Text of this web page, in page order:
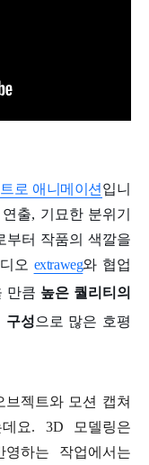
로 애니메이션 입니
출, 기묘한 분위기
부터 작품의 색깔을
오 extraweg와 협업
만큼 높은 퀄리티의
구성으로 많은 호평
브젝트와 모션 캡쳐
요. 3D 모델링은
하는 작업에서는